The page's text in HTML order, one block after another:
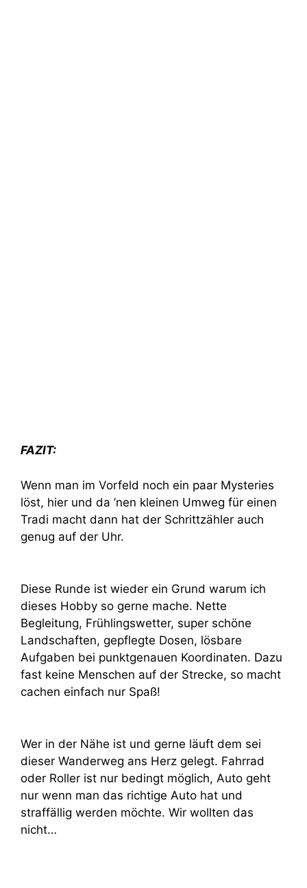
FAZIT:
Wenn man im Vorfeld noch ein paar Mysteries
löst, hier und da ’nen kleinen Umweg für einen
Tradi macht dann hat der Schrittzähler auch
genug auf der Uhr.
Diese Runde ist wieder ein Grund warum ich
dieses Hobby so gerne mache. Nette
Begleitung, Frühlingswetter, super schöne
Landschaften, gepflegte Dosen, lösbare
Aufgaben bei punktgenauen Koordinaten. Dazu
fast keine Menschen auf der Strecke, so macht
cachen einfach nur Spaß!
Wer in der Nähe ist und gerne läuft dem sei
dieser Wanderweg ans Herz gelegt. Fahrrad
oder Roller ist nur bedingt möglich, Auto geht
nur wenn man das richtige Auto hat und
straffällig werden möchte. Wir wollten das
nicht…